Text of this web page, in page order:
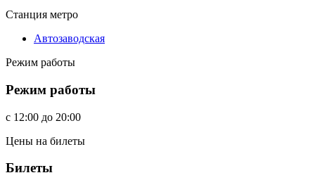
Станция метро
Автозаводская
Режим работы
Режим работы
c 12:00 до 20:00
Цены на билеты
Билеты